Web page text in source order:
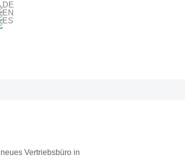
neues Vertriebsbüro in